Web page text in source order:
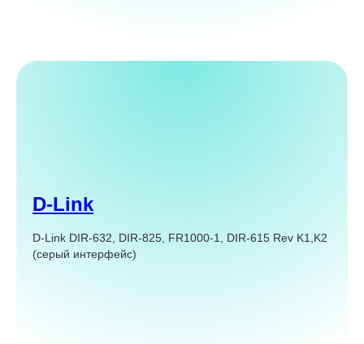
D-Link
D-Link DIR-632, DIR-825, FR1000-1, DIR-615 Rev K1,K2
(серый интерфейс)